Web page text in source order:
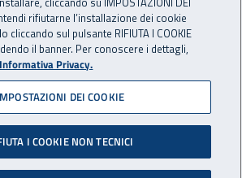
sul lavoro
semestrale
rifiutarne l’installazione dei cookie
cliccando sul pulsante RIFIUTA I COOKIE
il banner. Per conoscere i dettagli,
Informativa Privacy.
DEI COOKIE
I COOKIE NON TECNICI